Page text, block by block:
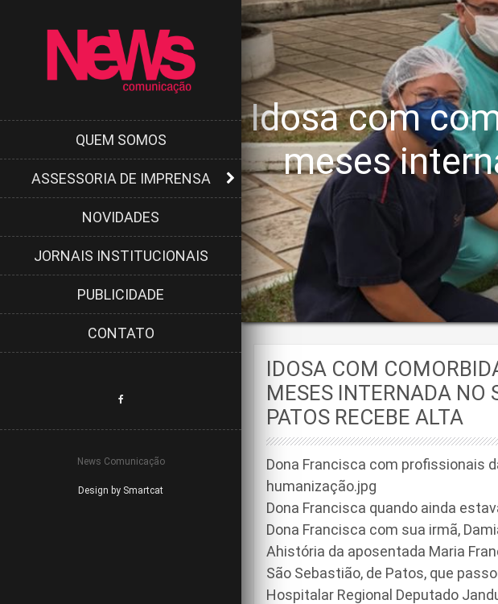
QUEM SOMOS
ASSESSORIA DE IMPRENSA
NOVIDADES
JORNAIS INSTITUCIONAIS
PUBLICIDADE
CONTATO
News Comunicação
Design by Smartcat
Idosa com
meses
IDOSA COM
MESES INTERNADA NO
PATOS RECEBE ALTA
Dona Francisca com profissionais
humanização.jpg
Dona Francisca quando ainda
Dona Francisca com sua irmã,
Ahistória da aposentada Maria
São Sebastião, de Patos, que
Hospitalar Regional Deputado